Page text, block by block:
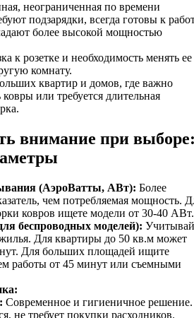
неограниченная по времени
подзарядки, всегда готовы к
более высокой мощностью
к розетке и необходимость менять ее
комнату.
квартир и домов, где важно
ковры или требуется длительная
внимание при
(АэроВатты, АВт): Более
чем потребляемая мощность.
ковров ищете модели от 30-40 АВт.
беспроводных моделей):
Для квартиры до 50 кв.м может
Для больших площадей ищите
работы от 45 минут или съемными
Современное и гигиеничное решение.
не требует покупки расходников.